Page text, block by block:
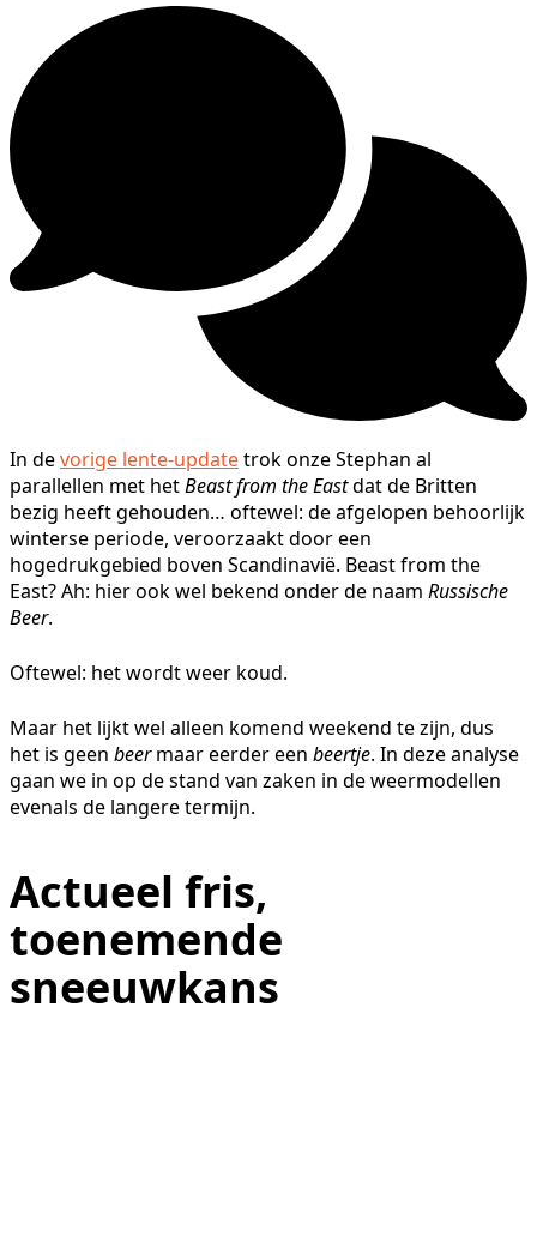
In devorige lente-updatetrok onze Stephan al
parallellen met hetBeast from the Eastdat de Britten
bezig heeft gehouden… oftewel: de afgelopen behoorlijk
winterse periode, veroorzaakt door een
hogedrukgebied boven Scandinavië. Beast from the
East? Ah: hier ook wel bekend onder de naam Russische
Beer.
Oftewel: het wordt weer koud.
Maar het lijkt wel alleen komend weekend te zijn, dus
het is geen beermaar eerder een beertje. In deze analyse
gaan we in op de stand van zaken in de weermodellen
evenals de langere termijn.
Actueel fris,
toenemende
sneeuwkans